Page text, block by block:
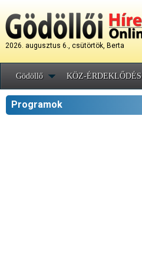
2026. augusztus 6., csütörtök, Berta
Gödöllő KÖZ-ÉRDEKLŐDÉS
Programok